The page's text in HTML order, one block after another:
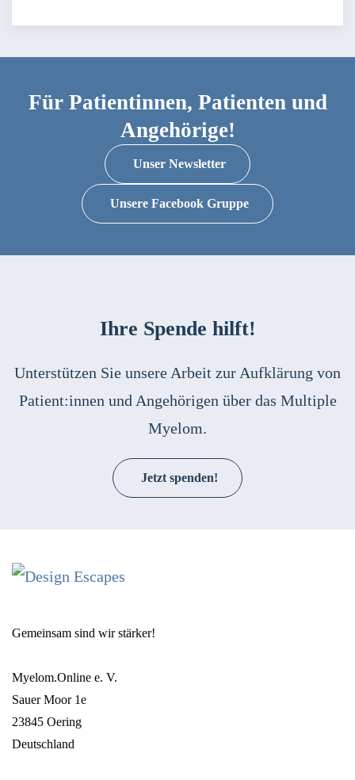
Für Patientinnen, Patienten und
Angehörige!
Unser Newsletter
Unsere Facebook Gruppe
Ihre Spende hilft!
Unterstützen Sie unsere Arbeit zur Aufklärung von
Patient:innen und Angehörigen über das Multiple
Myelom.
Jetzt spenden!
Gemeinsam sind wir stärker!
Myelom.Online e. V.
Sauer Moor 1e
23845 Oering
Deutschland